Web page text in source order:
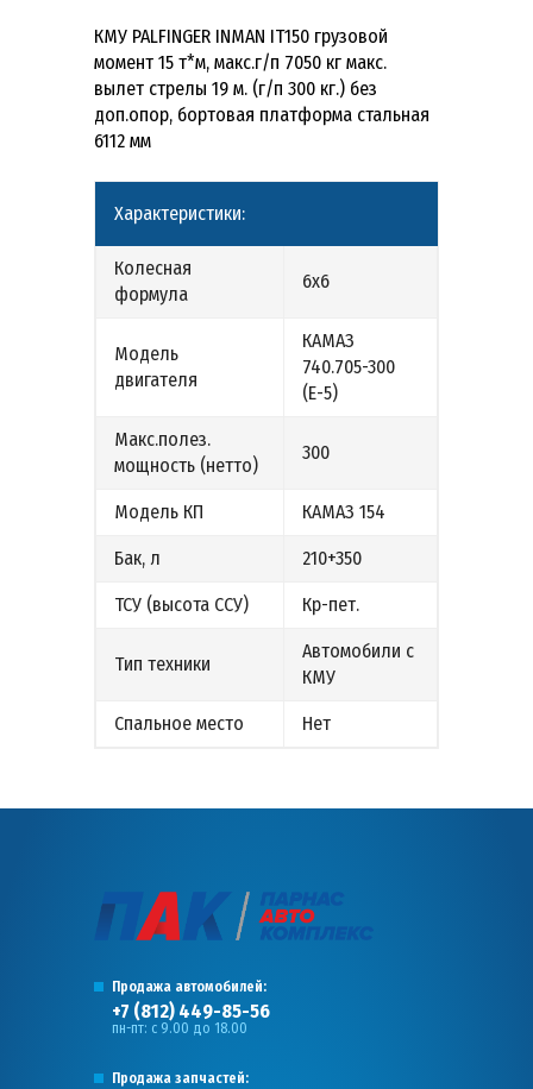
КМУ PALFINGER INMAN IT150 грузовой
момент 15 т*м, макс.г/п 7050 кг макс.
вылет стрелы 19 м. (г/п 300 кг.) без
доп.опор, бортовая платформа стальная
6112 мм
Характеристики:
Колесная
формула
6х6
Модель
двигателя
КАМАЗ
740.705-300
(Е-5)
Макс.полез.
мощность (нетто)
300
Модель КП КАМАЗ 154
Бак, л 210+350
ТСУ (высота ССУ) Кр-пет.
Тип техники
Автомобили с
КМУ
Спальное место Нет
Продажа автомобилей:
+7 (812) 449-85-56
пн-пт: с 9.00 до 18.00
Продажа запчастей: